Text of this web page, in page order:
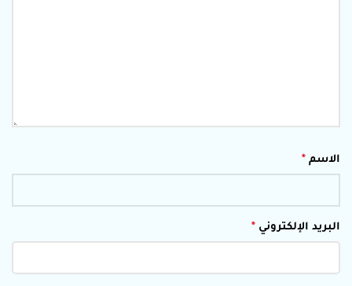
الاسم *
البريد الإلكتروني *